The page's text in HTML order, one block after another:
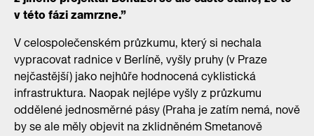
v této fázi zamrzne.”
V celospolečenském průzkumu, který si nechala
vypracovat radnice v Berlíně, vyšly pruhy (v Praze
nejčastější) jako nejhůře hodnocená cyklistická
infrastruktura. Naopak nejlépe vyšly z průzkumu
oddělené jednosměrné pásy (Praha je zatím nemá, nově
by se ale měly objevit na zklidněném Smetanově